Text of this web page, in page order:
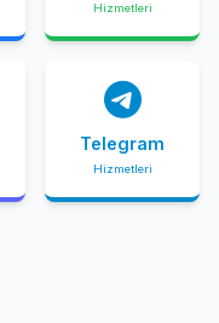
Hizmetleri
Telegram
Hizmetleri